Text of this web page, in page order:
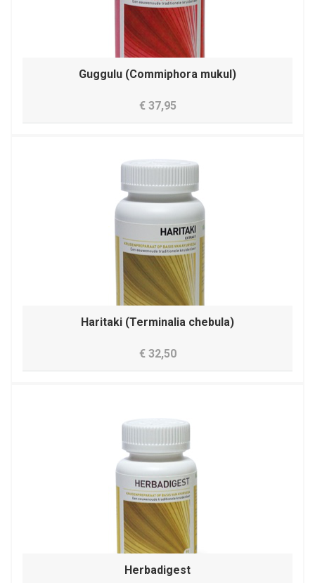
Guggulu (Commiphora mukul)
€ 37,95
Haritaki (Terminalia chebula)
€ 32,50
Herbadigest